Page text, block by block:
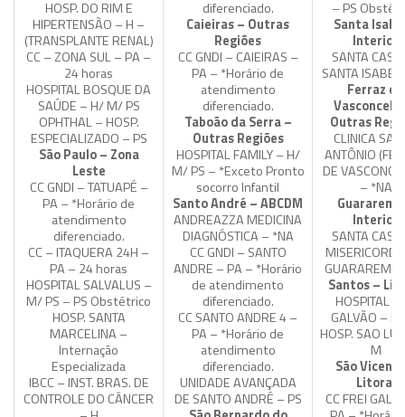
HOSP. DO RIM E
HIPERTENSÃO – H –
(TRANSPLANTE RENAL)
CC – ZONA SUL – PA –
24 horas
HOSPITAL BOSQUE DA
SAÚDE – H/ M/ PS
OPHTHAL – HOSP.
ESPECIALIZADO – PS
São Paulo – Zona
Leste
CC GNDI – TATUAPÉ –
PA – *Horário de
atendimento
diferenciado.
CC – ITAQUERA 24H –
PA – 24 horas
HOSPITAL SALVALUS –
M/ PS – PS Obstétrico
HOSP. SANTA
MARCELINA –
Internação
Especializada
IBCC – INST. BRAS. DE
CONTROLE DO CÂNCER
diferenciado.
Caieiras – Outras
Regiões
CC GNDI – CAIEIRAS –
PA – *Horário de
atendimento
diferenciado.
Taboão da Serra –
Outras Regiões
HOSPITAL FAMILY – H/
M/ PS – *Exceto Pronto
socorro Infantil
Santo André – ABCDM
ANDREAZZA MEDICINA
DIAGNÓSTICA – *NA
CC GNDI – SANTO
ANDRE – PA – *Horário
de atendimento
diferenciado.
CC SANTO ANDRE 4 –
PA – *Horário de
atendimento
diferenciado.
UNIDADE AVANÇADA
DE SANTO ANDRÉ – PS
– PS
Santa
Interior
SANTA
SANTA
Ferraz de
Outras
CLINICA
ANTÔNIO
DE
– *NA
Interior
SANTA
GUARAREMA
Santos –
HOSPITAL
GALVÃO –
HOSP. SAO
M
São
Litoral
CC FREI